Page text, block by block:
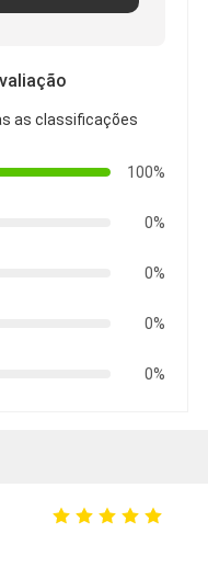
as classificações
100%
0%
0%
0%
0%